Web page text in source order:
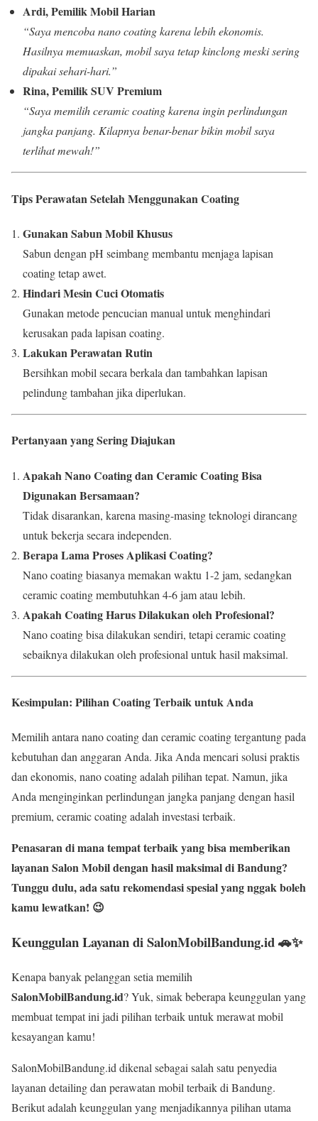
Ardi, Pemilik Mobil Harian
“Saya mencoba nano coating karena lebih ekonomis.
Hasilnya memuaskan, mobil saya tetap kinclong meski sering
dipakai sehari-hari.”
Rina, Pemilik SUV Premium
“Saya memilih ceramic coating karena ingin perlindungan
jangka panjang. Kilapnya benar-benar bikin mobil saya
terlihat mewah!”
Tips Perawatan Setelah Menggunakan Coating
Gunakan Sabun Mobil Khusus
Sabun dengan pH seimbang membantu menjaga lapisan
coating tetap awet.
Hindari Mesin Cuci Otomatis
Gunakan metode pencucian manual untuk menghindari
kerusakan pada lapisan coating.
Lakukan Perawatan Rutin
Bersihkan mobil secara berkala dan tambahkan lapisan
pelindung tambahan jika diperlukan.
Pertanyaan yang Sering Diajukan
Apakah Nano Coating dan Ceramic Coating Bisa
Digunakan Bersamaan?
Tidak disarankan, karena masing-masing teknologi dirancang
untuk bekerja secara independen.
Berapa Lama Proses Aplikasi Coating?
Nano coating biasanya memakan waktu 1-2 jam, sedangkan
ceramic coating membutuhkan 4-6 jam atau lebih.
Apakah Coating Harus Dilakukan oleh Profesional?
Nano coating bisa dilakukan sendiri, tetapi ceramic coating
sebaiknya dilakukan oleh profesional untuk hasil maksimal.
Kesimpulan: Pilihan Coating Terbaik untuk Anda
Memilih antara nano coating dan ceramic coating tergantung pada
kebutuhan dan anggaran Anda. Jika Anda mencari solusi praktis
dan ekonomis, nano coating adalah pilihan tepat. Namun, jika
Anda menginginkan perlindungan jangka panjang dengan hasil
premium, ceramic coating adalah investasi terbaik.
Penasaran di mana tempat terbaik yang bisa memberikan
layanan Salon Mobil dengan hasil maksimal di Bandung?
Tunggu dulu, ada satu rekomendasi spesial yang nggak boleh
kamu lewatkan! 😉
Keunggulan Layanan di SalonMobilBandung.id 🚗✨
Kenapa banyak pelanggan setia memilih
SalonMobilBandung.id? Yuk, simak beberapa keunggulan yang
membuat tempat ini jadi pilihan terbaik untuk merawat mobil
kesayangan kamu!
SalonMobilBandung.id dikenal sebagai salah satu penyedia
layanan detailing dan perawatan mobil terbaik di Bandung.
Berikut adalah keunggulan yang menjadikannya pilihan utama